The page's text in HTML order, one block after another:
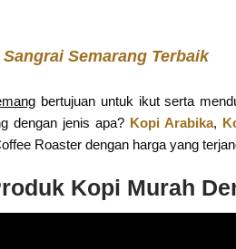
Semarang Terbaik
bertujuan untuk ikut serta
dengan jenis apa? Kopi Arabika,
Roaster dengan harga yang
Kopi Murah